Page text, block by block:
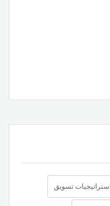
استراتيجيات تسويق